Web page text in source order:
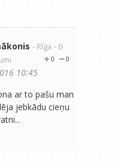
- Rīga - 0
0
0
10:45
ar to pašu man
jebkādu cieņu